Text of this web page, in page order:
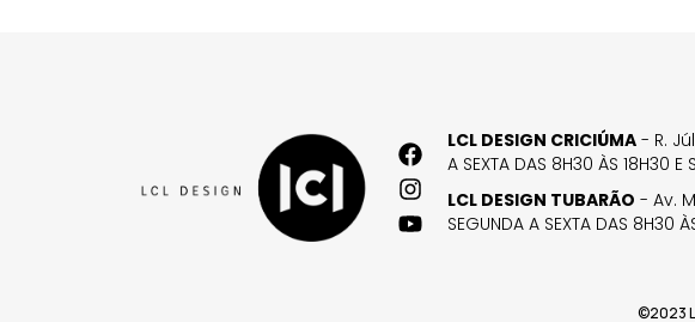
LCL DESIGN CRICIÚMA - R.
A SEXTA DAS 8H30 ÀS 18H30
LCL DESIGN TUBARÃO - Av.
SEGUNDA A SEXTA DAS 8H30
©2023